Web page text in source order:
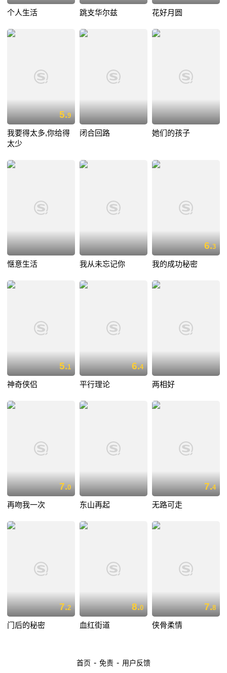
个人生活 跳支华尔兹 花好月圆
5.9
我要得太多,你给得
太少
闭合回路 她们的孩子
惬意生活 我从未忘记你
6.3
我的成功秘密
5.1
神奇侠侣
6.4
平行理论 两相好
7.0
再吻我一次 东山再起
7.4
无路可走
7.2
门后的秘密
8.0
血红街道
7.8
侠骨柔情
首页 - 免责 - 用户反馈